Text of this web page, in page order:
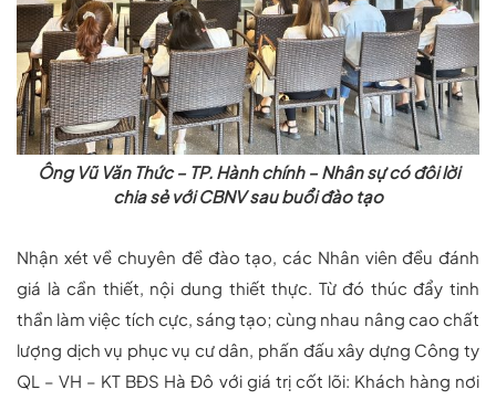
Ông Vũ Văn Thức – TP. Hành chính – Nhân sự có đôi lời
chia sẻ với CBNV sau buổi đào tạo
Nhận xét về chuyên đề đào tạo, các Nhân viên đều đánh
giá là cần thiết, nội dung thiết thực. Từ đó thúc đẩy tinh
thần làm việc tích cực, sáng tạo; cùng nhau nâng cao chất
lượng dịch vụ phục vụ cư dân, phấn đấu xây dựng Công ty
QL – VH – KT BĐS Hà Đô với giá trị cốt lõi: Khách hàng nơi